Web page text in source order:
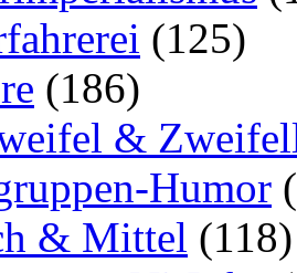
(125)
(186)
&
Humor
& Mittel (118)